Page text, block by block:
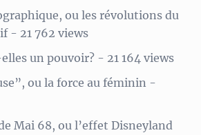
ou les révolutions du
- 21 762 views
un pouvoir? - 21 164 views
ou la force au féminin -
Mai 68, ou l’effet Disneyland